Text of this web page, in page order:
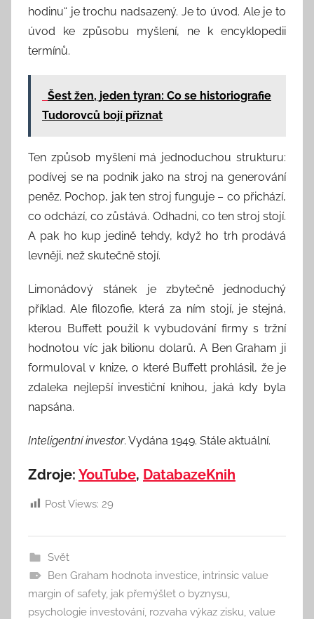
hodinu“ je trochu nadsazený. Je to úvod. Ale je to
úvod ke způsobu myšlení, ne k encyklopedii
termínů.
Šest žen, jeden tyran: Co se historiografie
Tudorovců bojí přiznat
Ten způsob myšlení má jednoduchou strukturu:
podívej se na podnik jako na stroj na generování
peněz. Pochop, jak ten stroj funguje – co přichází,
co odchází, co zůstává. Odhadni, co ten stroj stojí.
A pak ho kup jedině tehdy, když ho trh prodává
levněji, než skutečně stojí.
Limonádový stánek je zbytečně jednoduchý
příklad. Ale filozofie, která za ním stojí, je stejná,
kterou Buffett použil k vybudování firmy s tržní
hodnotou víc jak bilionu dolarů. A Ben Graham ji
formuloval v knize, o které Buffett prohlásil, že je
zdaleka nejlepší investiční knihou, jaká kdy byla
napsána.
Inteligentní investor. Vydána 1949. Stále aktuální.
Zdroje: YouTube, DatabazeKnih
Post Views: 29
Svět
Ben Graham hodnota investice, intrinsic value
margin of safety, jak přemýšlet o byznysu,
psychologie investování, rozvaha výkaz zisku, value